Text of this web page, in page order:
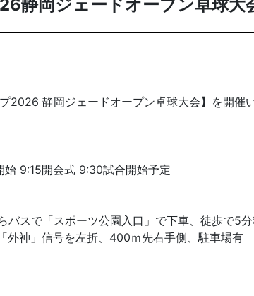
静岡ジェードオープン卓球大
静岡ジェードオープン卓球大会】を開催い
9:15開会式 9:30試合開始予定
スで「スポーツ公園入口」で下車、徒歩で5分
外神」信号を左折、400ｍ先右手側、駐車場有